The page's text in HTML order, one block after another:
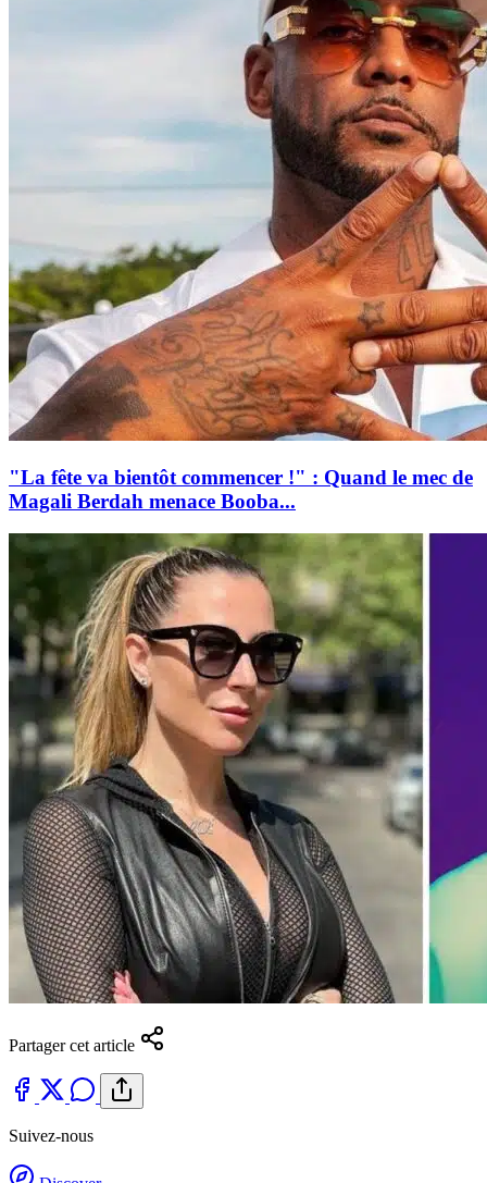
"La fête va bientôt commencer !" : Quand le mec de
Magali Berdah menace Booba...
Partager cet article
Suivez-nous